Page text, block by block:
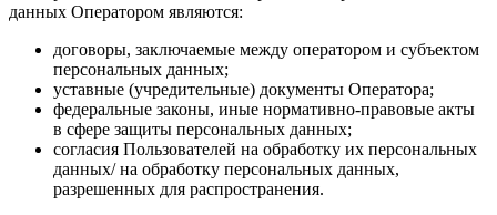
данных Оператором являются:
договоры, заключаемые между оператором и субъектом
персональных данных;
уставные (учредительные) документы Оператора;
федеральные законы, иные нормативно-правовые акты
в сфере защиты персональных данных;
согласия Пользователей на обработку их персональных
данных/ на обработку персональных данных,
разрешенных для распространения.